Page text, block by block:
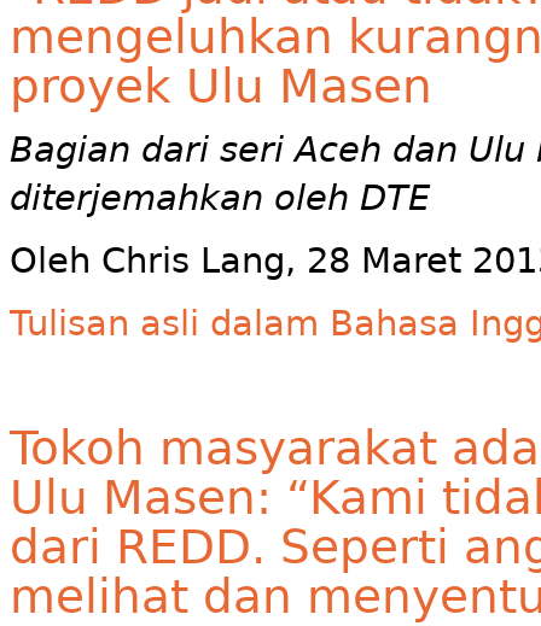
mengeluhkan
proyek Ulu Masen
Bagian dari seri Aceh dan Ulu
diterjemahkan oleh DTE
Oleh Chris Lang, 28 Maret
Tulisan asli dalam Bahasa
Tokoh masyarakat
Ulu Masen: “Kami
dari REDD. Seperti
melihat dan